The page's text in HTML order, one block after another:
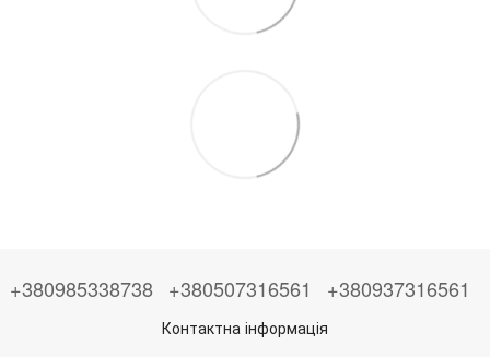
+380985338738 +380507316561 +380937316561
Контактна інформація